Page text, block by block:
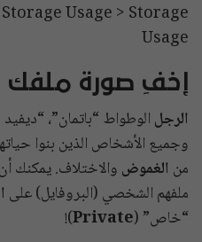
Usage > Storage
Usage
إخفِ صورة
الرجل الوطواط “باتمان”،
وجميع الأشخاص الذين بنوا
من الغموض والاختلاف. يمكنك
ملفهم الشخصي (البروفايل) على
“خاص” (Private
)!